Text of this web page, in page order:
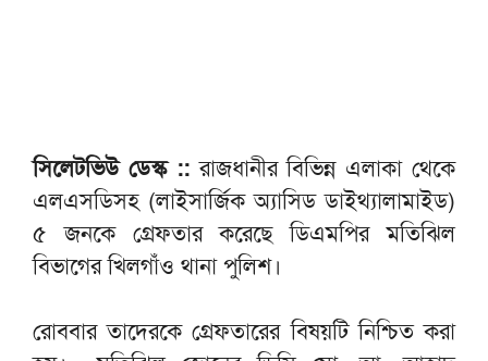
সিলেটভিউ ডেস্ক ::রাজধানীর বিভিন্ন এলাকা থেকে
এলএসডিসহ (লাইসার্জিক অ্যাসিড ডাইথ্যালামাইড)
৫ জনকে গ্রেফতার করেছে ডিএমপির মতিঝিল
বিভাগের খিলগাঁও থানা পুলিশ।
রোববার তাদেরকে গ্রেফতারের বিষয়টি নিশ্চিত করা